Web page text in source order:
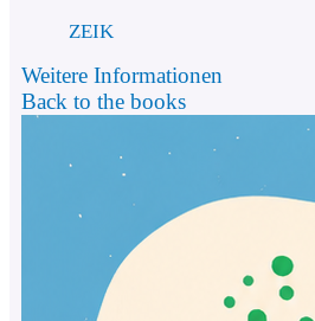
ZEIK
Weitere Informationen
Back to the books